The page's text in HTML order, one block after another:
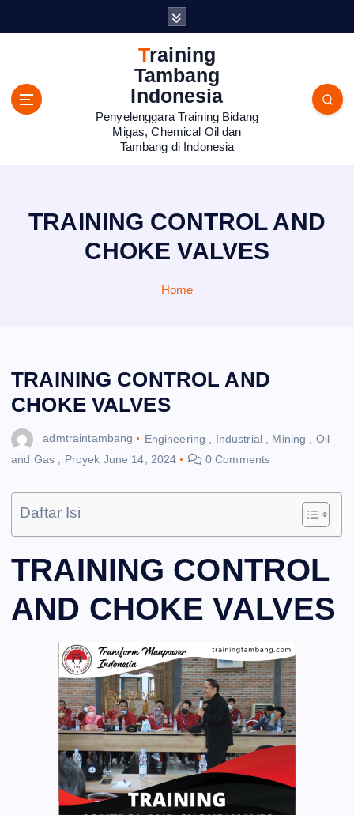
Training
Tambang
Indonesia
Penyelenggara Training Bidang
Migas, Chemical Oil dan
Tambang di Indonesia
TRAINING CONTROL AND
CHOKE VALVES
Home
TRAINING CONTROL AND
CHOKE VALVES
admtraintambang Engineering Industrial, Mining
Oil
and Gas
Proyek June 14, 2024 0 Comments
Daftar Isi
TRAINING CONTROL
AND CHOKE VALVES